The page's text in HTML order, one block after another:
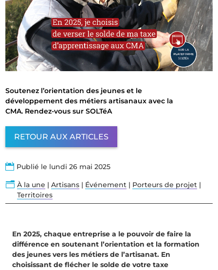
Soutenez l’orientation des jeunes et le
développement des métiers artisanaux avec la
CMA. Rendez-vous sur SOLTéA
RETOUR AUX ARTICLES
 Publié le lundi 26 mai 2025
n À la une | Artisans| Événement| Porteurs de projet|
Territoires
En 2025, chaque entreprise a le pouvoir de faire la
différence en soutenant l’orientation et la formation
des jeunes vers les métiers de l’artisanat. En
choisissant de flécher le solde de votre taxe